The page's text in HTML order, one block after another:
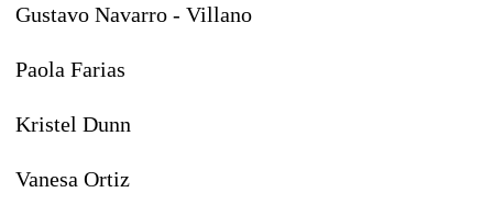
Gustavo Navarro - Villano
Paola Farias
Kristel Dunn
Vanesa Ortiz